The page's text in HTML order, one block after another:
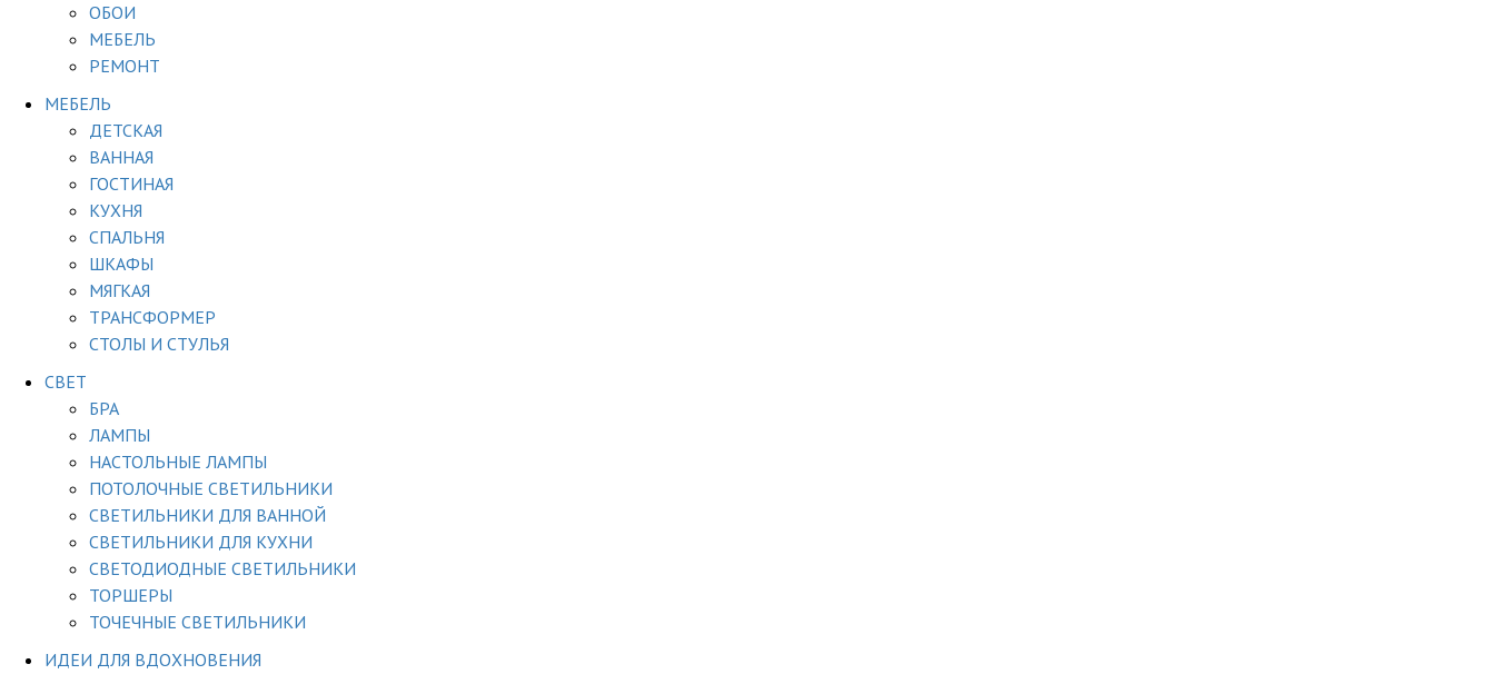
ОБОИ
МЕБЕЛЬ
РЕМОНТ
МЕБЕЛЬ
ДЕТСКАЯ
ВАННАЯ
ГОСТИНАЯ
КУХНЯ
СПАЛЬНЯ
ШКАФЫ
МЯГКАЯ
ТРАНСФОРМЕР
СТОЛЫ И СТУЛЬЯ
СВЕТ
БРА
ЛАМПЫ
НАСТОЛЬНЫЕ ЛАМПЫ
ПОТОЛОЧНЫЕ СВЕТИЛЬНИКИ
СВЕТИЛЬНИКИ ДЛЯ ВАННОЙ
СВЕТИЛЬНИКИ ДЛЯ КУХНИ
СВЕТОДИОДНЫЕ СВЕТИЛЬНИКИ
ТОРШЕРЫ
ТОЧЕЧНЫЕ СВЕТИЛЬНИКИ
ИДЕИ ДЛЯ ВДОХНОВЕНИЯ